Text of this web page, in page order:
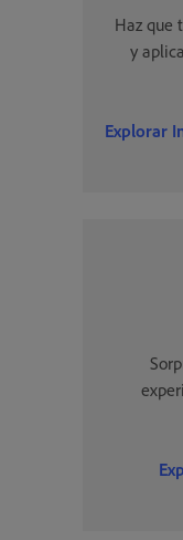
Haz que
y
Explorar